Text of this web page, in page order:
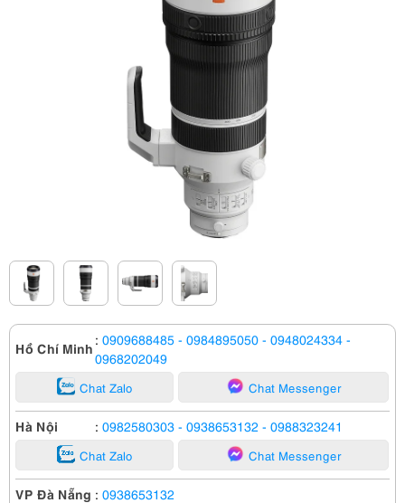
Hồ Chí Minh : 0909688485 - 0984895050 - 0948024334 -
0968202049
Chat Zalo Chat Messenger
Hà Nội : 0982580303 - 0938653132 - 0988323241
Chat Zalo Chat Messenger
VP Đà Nẵng : 0938653132